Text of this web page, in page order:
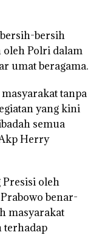
bersih
oleh Polri dalam
umat beragama.
tanpa
yang kini
semua
Herry
oleh
benar-
masyarakat
terhadap